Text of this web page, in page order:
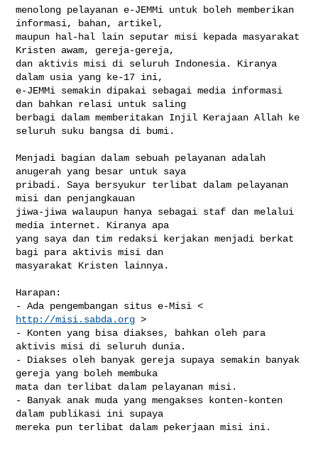
menolong pelayanan e-JEMMi untuk boleh memberikan
informasi, bahan, artikel,
maupun hal-hal lain seputar misi kepada masyarakat
Kristen awam, gereja-gereja,
dan aktivis misi di seluruh Indonesia. Kiranya
dalam usia yang ke-17 ini,
e-JEMMi semakin dipakai sebagai media informasi
dan bahkan relasi untuk saling
berbagi dalam memberitakan Injil Kerajaan Allah ke
seluruh suku bangsa di bumi.
Menjadi bagian dalam sebuah pelayanan adalah
anugerah yang besar untuk saya
pribadi. Saya bersyukur terlibat dalam pelayanan
misi dan penjangkauan
jiwa-jiwa walaupun hanya sebagai staf dan melalui
media internet. Kiranya apa
yang saya dan tim redaksi kerjakan menjadi berkat
bagi para aktivis misi dan
masyarakat Kristen lainnya.
Harapan:
http://misi.sabda.org >
- Konten yang bisa diakses, bahkan oleh para
aktivis misi di seluruh dunia.
- Diakses oleh banyak gereja supaya semakin banyak
gereja yang boleh membuka
mata dan terlibat dalam pelayanan misi.
- Banyak anak muda yang mengakses konten-konten
dalam publikasi ini supaya
mereka pun terlibat dalam pekerjaan misi ini.